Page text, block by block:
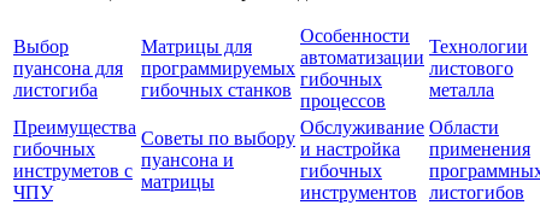
Выбор
пуансона для
листогиба
Матрицы для
программируемых
гибочных станков
Особенности
автоматизации
гибочных
процессов
Технологии
листового
металла
Преимущества
гибочных
инструметов с
ЧПУ
Советы по выбору
пуансона и
матрицы
Обслуживание
и настройка
гибочных
инструментов
Области
применения
листогибов